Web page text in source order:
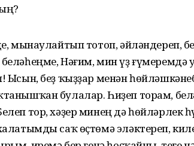
мынаулайтып тотоп, әйләндереп,
Нәғим, мин үҙ
Ысын, беҙ ҡыҙҙар менән
булалар. Һиҙеп торам,
тор, хәҙер минең дә һөйләрлек
саҡ өҫтөмә эләктереп,